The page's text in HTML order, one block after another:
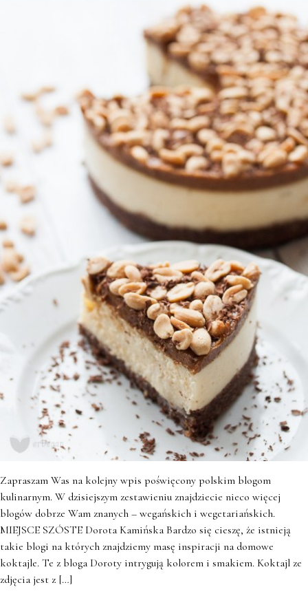
Zapraszam Was na kolejny wpis poświęcony polskim blogom
kulinarnym. W dzisiejszym zestawieniu znajdziecie nieco więcej
blogów dobrze Wam znanych – wegańskich i wegetariańskich.
MIEJSCE SZÓSTE Dorota Kamińska Bardzo się cieszę, że istnieją
takie blogi na których znajdziemy masę inspiracji na domowe
koktajle. Te z bloga Doroty intrygują kolorem i smakiem. Koktajl ze
zdjęcia jest z […]